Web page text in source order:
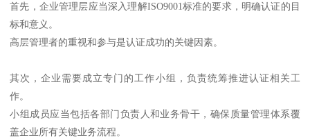
首先，企业管理层应当深入理解ISO9001标准的要求，明确认证的目
标和意义。
高层管理者的重视和参与是认证成功的关键因素。
其次，企业需要成立专门的工作小组，负责统筹推进认证相关工
作。
小组成员应当包括各部门负责人和业务骨干，确保质量管理体系覆
盖企业所有关键业务流程。